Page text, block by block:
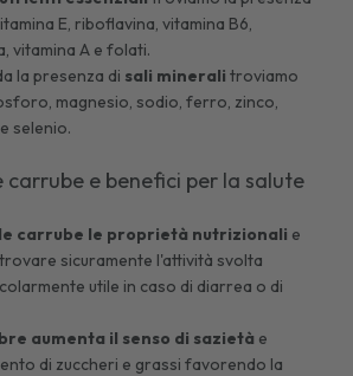
E, riboflavina, vitamina B6,
vitamina A e folati.
la presenza di sali minerali troviamo
magnesio, sodio, ferro, zinco,
selenio.
carrube e benefici per la salute
carrube le proprietà nutrizionali e
sicuramente l'attività svolta
utile in caso di diarrea o di
aumenta il senso di sazietà e
di zuccheri e grassi favorendo la